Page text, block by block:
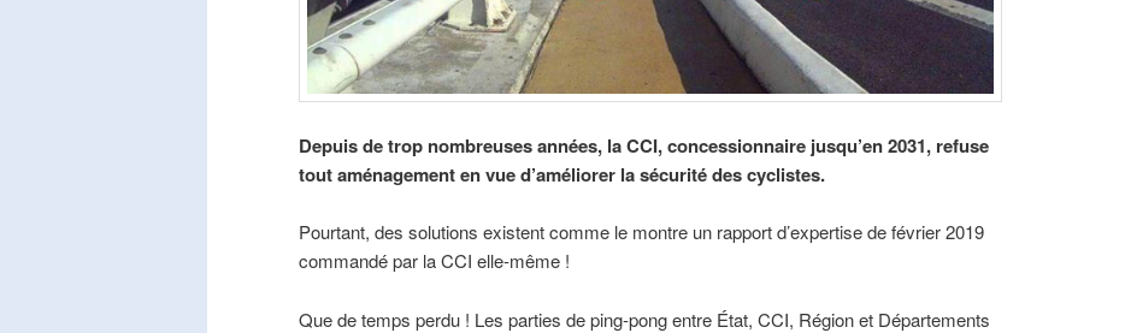
Depuis de trop nombreuses années, la CCI, concessionnaire jusqu’en 2031, refuse
tout aménagement en vue d’améliorer la sécurité des cyclistes.
Pourtant, des solutions existent comme le montre un rapport d’expertise de février 2019
commandé par la CCI elle-même !
Que de temps perdu ! Les parties de ping-pong entre État, CCI, Région et Départements